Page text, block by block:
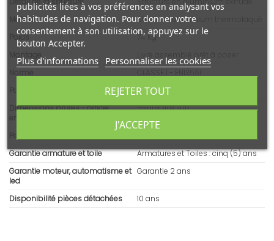
Matière
Structure aluminium thermolaqué
Poids
74 Kg
France
Dimensions brutes - article
5500x310x200
Garantie armature et toile
Armatures et Toiles : cinq (5) ans
Garantie moteur, automatisme et
led
Garantie 2 ans
Disponibilité pièces détachées 10 ans
publicités liées à vos préférences en analysant vos
habitudes de navigation. Pour donner votre
consentement à son utilisation, appuyez sur le
bouton Accepter.
Plus d'informations Personnaliser les cookies
REJETER TOUT
J'ACCEPTE